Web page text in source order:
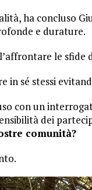
ha concluso
e durature.
le sfide
in sé stessi
con un
dei
comunità?